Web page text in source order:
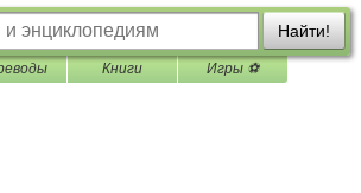
Найти!
Книги Игры ⚽